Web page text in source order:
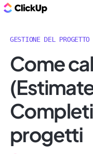
GESTIONE DEL PROGETTO
Come
progetti